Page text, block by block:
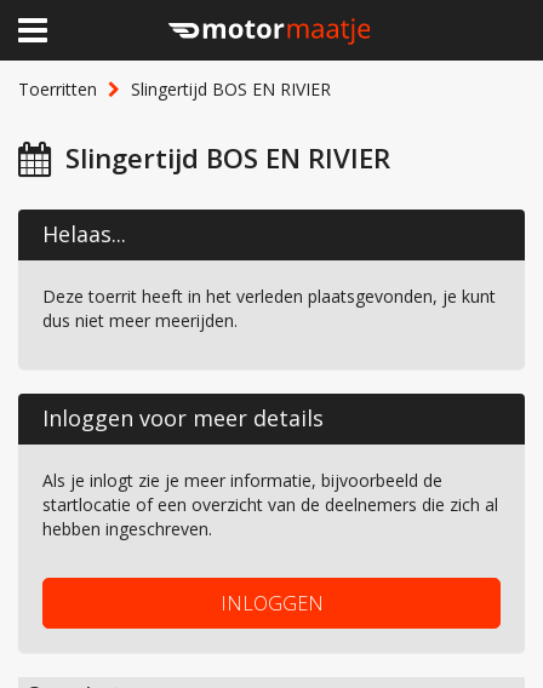
Toerritten Slingertijd BOS EN RIVIER
Slingertijd BOS EN RIVIER
Helaas...
Deze toerrit heeft in het verleden plaatsgevonden, je kunt
dus niet meer meerijden.
Inloggen voor meer details
Als je inlogt zie je meer informatie, bijvoorbeeld de
startlocatie of een overzicht van de deelnemers die zich al
hebben ingeschreven.
INLOGGEN
×
Home
Clubhuis
Lid worden
Over Motormaatje